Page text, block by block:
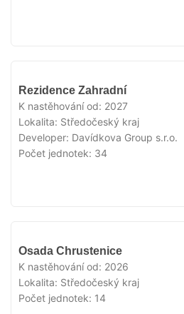
Rezidence Zahradní
K nastěhování od: 2027
Lokalita: Středočeský kraj
Developer: Davídkova Group s.r.o.
Počet jednotek: 34
Osada Chrustenice
K nastěhování od: 2026
Lokalita: Středočeský kraj
Počet jednotek: 14